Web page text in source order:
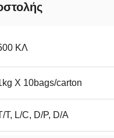
ΚΛ
Χ 10bags/carton
T, L/C, D/P, D/A